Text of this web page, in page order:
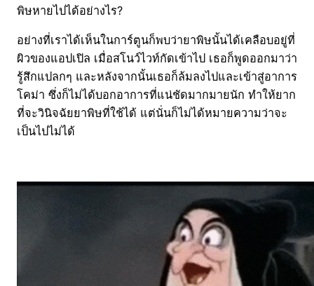
พิษหายไปได้อย่างไร?
อย่างที่เราได้เห็นในการ์ตูนก็พบว่ายาพิษนั้นได้เคลือบอยู่ที่
ผิวของแอปเปิล เมื่อสโนว์ไวท์กัดเข้าไป เธอก็พูดออกมาว่า
รู้สึกแปลกๆ และหลังจากนั้นเธอก็ล้มลงไปและเข้าสู่อาการ
โคม่า ซึ่งก็ไม่ได้บอกอาการที่แน่ชัดมากมายนัก ทำให้ยาก
ที่จะวินิจฉัยยาพิษที่ใช้ได้ แต่นั่นก็ไม่ได้หมายความว่าจะ
เป็นไปไม่ได้